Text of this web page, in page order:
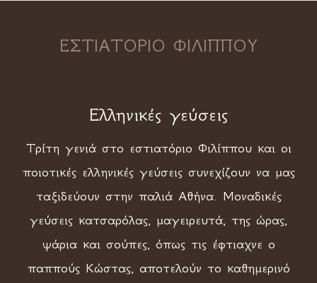
ΕΣΤΙΑΤΟΡΙΟ ΦΙΛΙΠΠΟΥ
Ελληνικές γεύσεις
Τρίτη γενιά στο εστιατόριο Φιλίππου και οι
ποιοτικές ελληνικές γεύσεις συνεχίζουν να μας
ταξιδεύουν στην παλιά Αθήνα. Μοναδικές
γεύσεις κατσαρόλας, μαγειρευτά, της ώρας,
ψάρια και σούπες, όπως τις έφτιαχνε ο
παππούς Κώστας, αποτελούν το καθημερινό